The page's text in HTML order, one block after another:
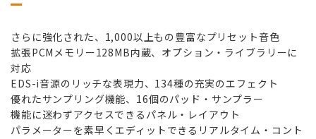
さらに強化された、1,000以上もの豊富なプリセット音色
拡張PCMメモリー128MB内蔵、オプション・ライブラリーに
対応
EDS-i音源のリッチな表現力、134種の充実のエフェクト
優れたサンプリング機能、16個のパッド・サンプラー
機能に迷わずアクセスできるパネル・レイアウト
パラメーターを素早くエディットできるリアルタイム・コント